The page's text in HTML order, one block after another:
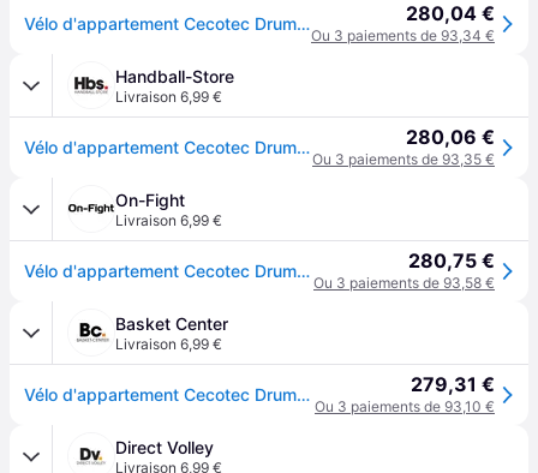
Vélo d'appartement Cecotec Drumfit Indoor 10000 Race - Noir 280,04 €
Ou 3 paiements de 93,34 €
Handball-Store
Livraison 6,99 €
Vélo d'appartement Cecotec Drumfit Indoor 10000 Race - Noir 280,06 €
Ou 3 paiements de 93,35 €
On-Fight
Livraison 6,99 €
Vélo d'appartement Cecotec Drumfit Indoor 10000 Race - Noir 280,75 €
Ou 3 paiements de 93,58 €
Basket Center
Livraison 6,99 €
Vélo d'appartement Cecotec Drumfit Indoor 10000 Race - Noir 279,31 €
Ou 3 paiements de 93,10 €
Direct Volley
Livraison 6,99 €